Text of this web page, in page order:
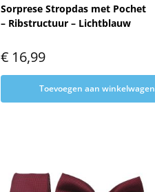
Sorprese Stropdas met Pochet
– Ribstructuur – Lichtblauw
€16,99
Toevoegen aan winkelwagen